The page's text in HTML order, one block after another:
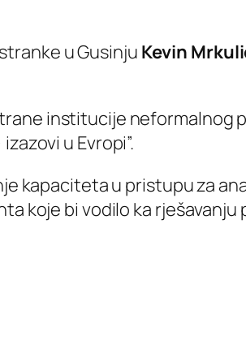
u Gusinju Kevin
institucije
u Evropi”.
kapaciteta u pristupu za
koje bi vodilo ka